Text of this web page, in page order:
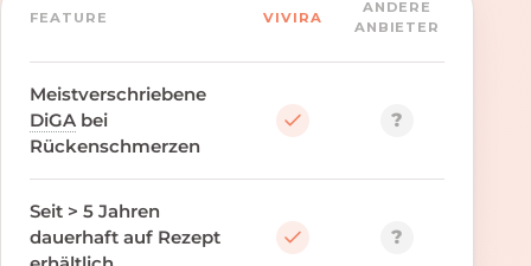
FEATURE VIVIRA
ANDERE
ANBIETER
Meistverschriebene
DiGA bei
Rückenschmerzen
?
Seit > 5 Jahren
dauerhaft auf Rezept
?